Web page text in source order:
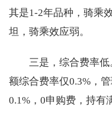
其是1-2年品种，骑乘
坦，骑乘效应弱。
三是，综合费率
额综合费率仅0.3%，
0.1%，0申购费，持有